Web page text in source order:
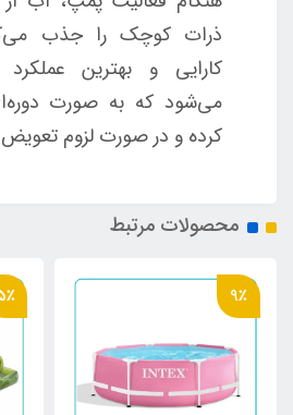
ذرات کوچک را جذب
کارایی و بهترین عملکرد
می‌شود که به صورت
کرده و در صورت لزوم تعویض
محصولات مرتبط
9٪